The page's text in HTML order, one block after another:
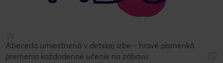
Abeceda umiestnená v detskej izbe – hravé písmenká
premenia každodenné učenie na zábavu.